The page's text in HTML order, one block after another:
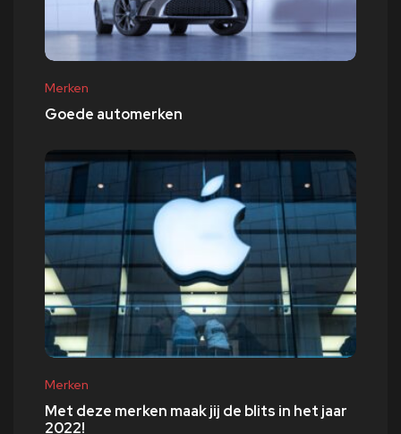
Merken
Goede automerken
Merken
Met deze merken maak jij de blits in het jaar
2022!